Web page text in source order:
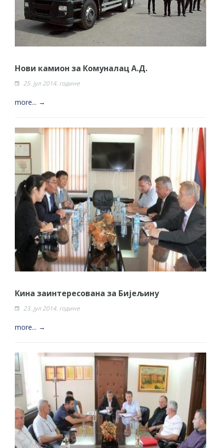
Нови камион за Комуналац А.Д.
25. јул 2014. године
more... →
Кина заинтересована за Бијељину
23. јул 2014. године
more... →